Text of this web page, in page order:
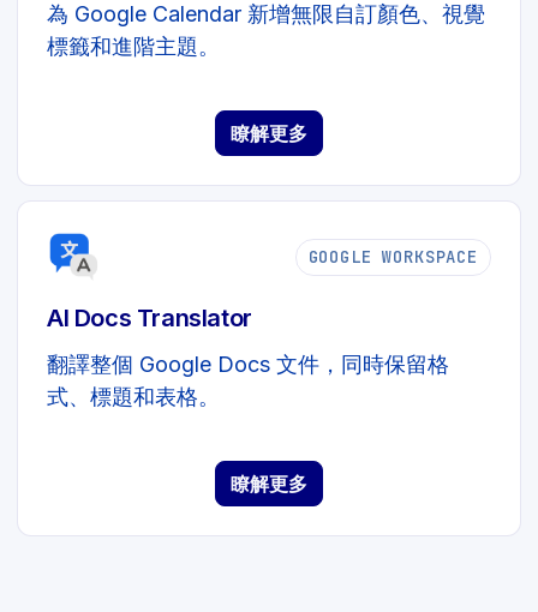
為 Google Calendar 新增無限自訂顏色、視覺
標籤和進階主題。
瞭解更多
GOOGLE WORKSPACE
AI Docs Translator
翻譯整個 Google Docs 文件，同時保留格
式、標題和表格。
瞭解更多